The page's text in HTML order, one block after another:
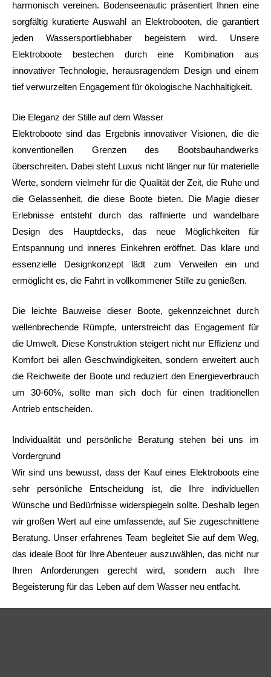
harmonisch vereinen. Bodenseenautic präsentiert Ihnen eine
sorgfältig kuratierte Auswahl an Elektrobooten, die garantiert
jeden Wassersportliebhaber begeistern wird. Unsere
Elektroboote bestechen durch eine Kombination aus
innovativer Technologie, herausragendem Design und einem
tief verwurzelten Engagement für ökologische Nachhaltigkeit.
Die Eleganz der Stille auf dem Wasser
Elektroboote sind das Ergebnis innovativer Visionen, die die
konventionellen Grenzen des Bootsbauhandwerks
überschreiten. Dabei steht Luxus nicht länger nur für materielle
Werte, sondern vielmehr für die Qualität der Zeit, die Ruhe und
die Gelassenheit, die diese Boote bieten. Die Magie dieser
Erlebnisse entsteht durch das raffinierte und wandelbare
Design des Hauptdecks, das neue Möglichkeiten für
Entspannung und inneres Einkehren eröffnet. Das klare und
essenzielle Designkonzept lädt zum Verweilen ein und
ermöglicht es, die Fahrt in vollkommener Stille zu genießen.
Die leichte Bauweise dieser Boote, gekennzeichnet durch
wellenbrechende Rümpfe, unterstreicht das Engagement für
die Umwelt. Diese Konstruktion steigert nicht nur Effizienz und
Komfort bei allen Geschwindigkeiten, sondern erweitert auch
die Reichweite der Boote und reduziert den Energieverbrauch
um 30-60%, sollte man sich doch für einen traditionellen
Antrieb entscheiden.
Individualität und persönliche Beratung stehen bei uns im
Vordergrund
Wir sind uns bewusst, dass der Kauf eines Elektroboots eine
sehr persönliche Entscheidung ist, die Ihre individuellen
Wünsche und Bedürfnisse widerspiegeln sollte. Deshalb legen
wir großen Wert auf eine umfassende, auf Sie zugeschnittene
Beratung. Unser erfahrenes Team begleitet Sie auf dem Weg,
das ideale Boot für Ihre Abenteuer auszuwählen, das nicht nur
Ihren Anforderungen gerecht wird, sondern auch Ihre
Begeisterung für das Leben auf dem Wasser neu entfacht.